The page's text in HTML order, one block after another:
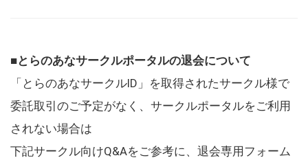
■とらのあなサークルポータルの退会について
「とらのあなサークルID」を取得されたサークル様で
委託取引のご予定がなく、サークルポータルをご利用
されない場合は
下記サークル向けQ&Aをご参考に、退会専用フォーム